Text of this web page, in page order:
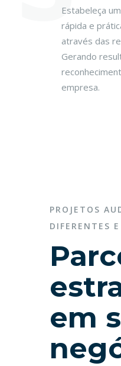
Estabeleça
rápida e
através das
Gerando
empresa.
PROJETOS
DIFERENTES
em